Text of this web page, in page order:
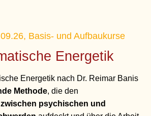
Basis- und Aufbaukurse
Energetik
Energetik nach Dr. Reimar Banis
Methode, die den
psychischen und